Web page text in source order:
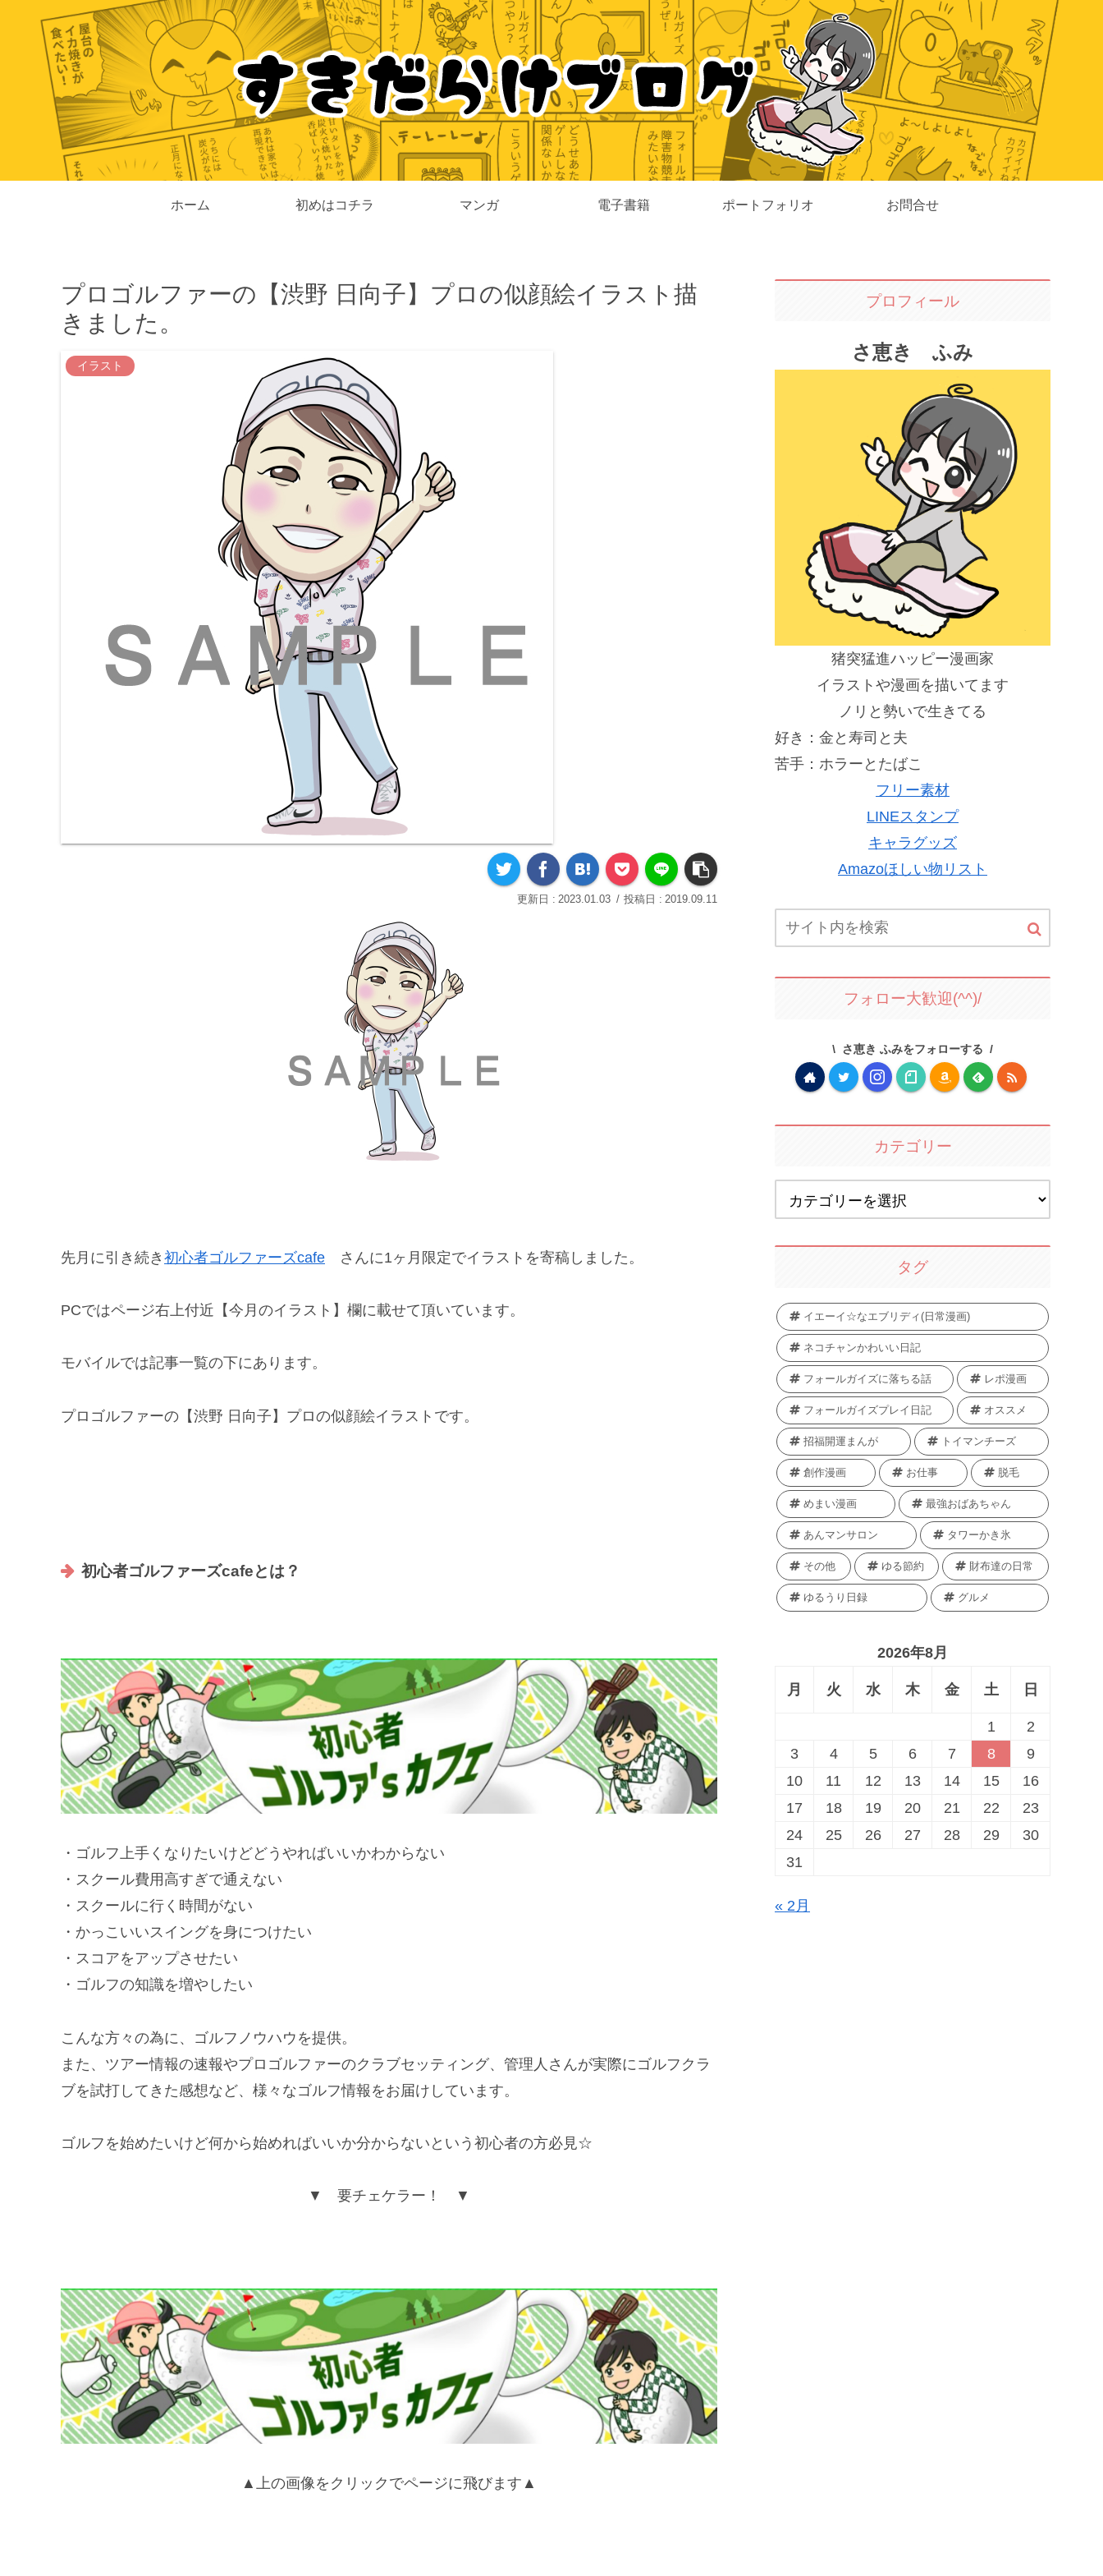
ホーム 初めはコチラ マンガ 電子書籍 ポートフォリオ お問合せ
プロゴルファーの【渋野 日向子】プロの似顔絵イラスト描
きました。
イラスト
2023.01.03 2019.09.11
先月に引き続き 初心者ゴルファーズcafe さんに1ヶ月限定でイラストを寄稿しました。
PCではページ右上付近【今月のイラスト】欄に載せて頂いています。
モバイルでは記事一覧の下にあります。
プロゴルファーの【渋野 日向子】プロの似顔絵イラストです。
初心者ゴルファーズcafeとは？
・ゴルフ上手くなりたいけどどうやればいいかわからない
・スクール費用高すぎで通えない
・スクールに行く時間がない
・かっこいいスイングを身につけたい
・スコアをアップさせたい
・ゴルフの知識を増やしたい
こんな方々の為に、ゴルフノウハウを提供。
また、ツアー情報の速報やプロゴルファーのクラブセッティング、管理人さんが実際にゴルフクラ
ブを試打してきた感想など、様々なゴルフ情報をお届けしています。
ゴルフを始めたいけど何から始めればいいか分からないという初心者の方必見☆
▼ 要チェケラー！ ▼
▲上の画像をクリックでページに飛びます▲
プロフィール
さ恵き ふみ
猪突猛進ハッピー漫画家
イラストや漫画を描いてます
ノリと勢いで生きてる
好き：金と寿司と夫
苦手：ホラーとたばこ
フリー素材
LINEスタンプ
キャラグッズ
Amazoほしい物リスト
フォロー大歓迎(^^)/
さ恵き ふみをフォローする
カテゴリー
タグ
イエーイ☆なエブリディ(日常漫画)
ネコチャンかわいい日記
フォールガイズに落ちる話 レポ漫画
フォールガイズプレイ日記 オススメ
招福開運まんが トイマンチーズ
創作漫画 お仕事 脱毛
めまい漫画 最強おばあちゃん
あんマンサロン タワーかき氷
その他 ゆる節約 財布達の日常
ゆるうり日録 グルメ
2026年8月
月 火 水 木 金 土 日
1
2
3
4 5 6 7 8
9
10
11 12 13 14 15
16
17
18 19 20 21 22
23
24
25 26 27 28 29
30
31
« 2月